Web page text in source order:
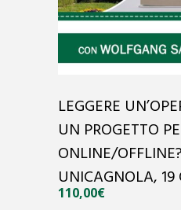
LEGGERE
UN PROGETTO
ONLINE/
UNICAGNOLA,
110,00€